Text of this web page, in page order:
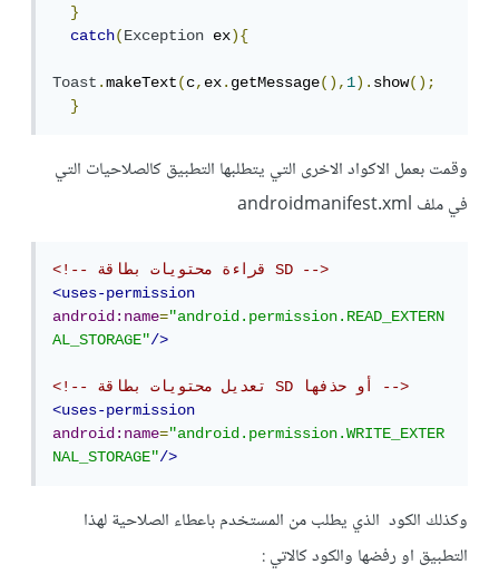
}
catch(Exception ex){
Toast.makeText(c,ex.getMessage(),1).show();
}
وقمت بعمل الاكواد الاخرى التي يتطلبها التطبيق كالصلاحيات التي
في ملف androidmanifest.xml
<!-- قراءة محتويات بطاقة SD -->
<uses-permission
android:name="android.permission.READ_EXTERN
AL_STORAGE"/>
<!-- تعديل محتويات بطاقة SD أو حذفها -->
<uses-permission
android:name="android.permission.WRITE_EXTER
NAL_STORAGE"/>
وكذلك الكود الذي يطلب من المستخدم باعطاء الصلاحية لهذا
التطبيق او رفضها والكود كالاتي :